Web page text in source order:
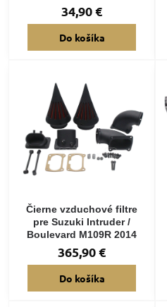
34,90 €
Do košíka
Čierne vzduchové filtre
pre Suzuki Intruder /
Boulevard M109R 2014
365,90 €
Do košíka